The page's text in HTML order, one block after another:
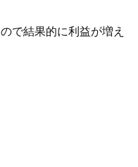
で結果的に利益が増え